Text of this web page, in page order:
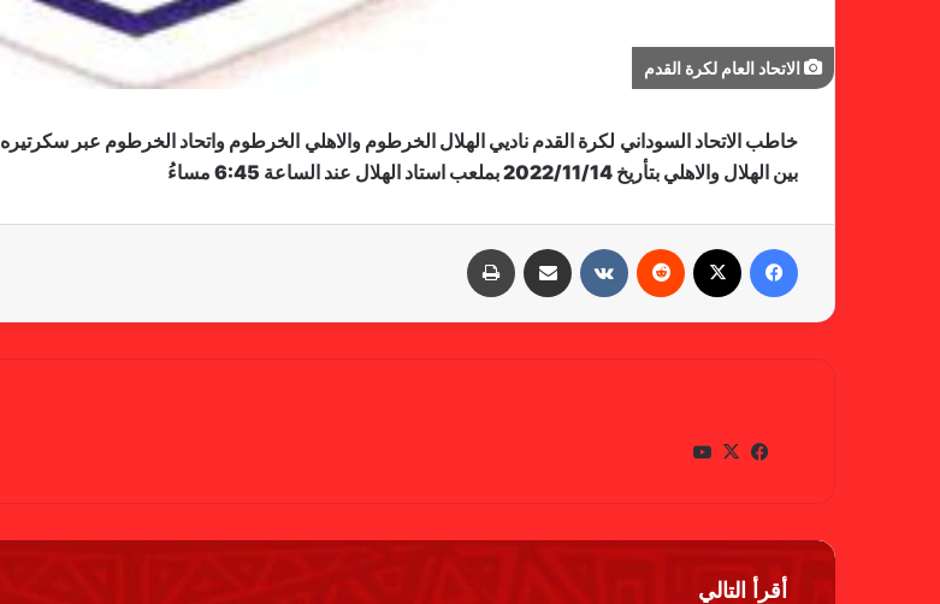
الاتحاد العام لكرة القدم
خاطب الاتحاد السوداني لكرة القدم ناديي الهلال الخرطوم والاهلي الخرطوم واتحاد الخرطوم عبر
بين الهلال والاهلي بتأريخ 2022/11/14 بملعب استاد الهلال عند الساعة 6:45 مساءُ
في
وك
X
أقرأ التالي